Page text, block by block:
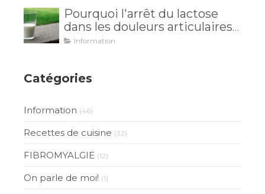
Pourquoi l'arrêt du lactose
dans les douleurs articulaires
est inutile?
Information
Catégories
Information (46)
Recettes de cuisine (32)
FIBROMYALGIE (12)
On parle de moi! (1)